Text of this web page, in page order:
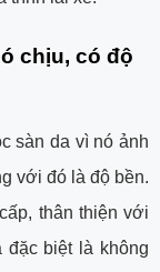
chịu, có độ
sàn da vì nó ảnh
với đó là độ bền.
thân thiện với
đặc biệt là không